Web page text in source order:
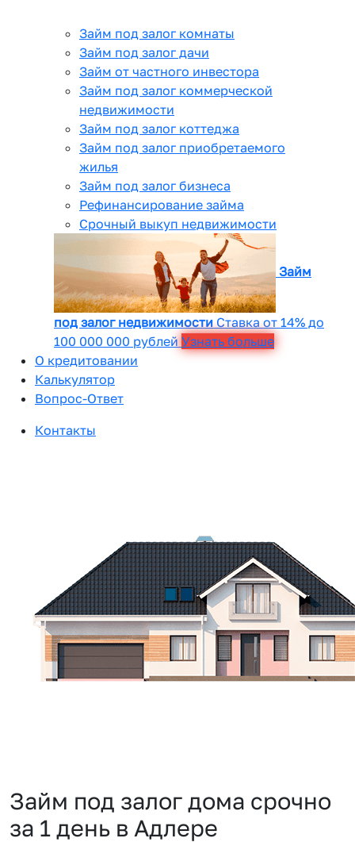
Займ под залог комнаты
Займ под залог дачи
Займ от частного инвестора
Займ под залог коммерческой
недвижимости
Займ под залог коттеджа
Займ под залог приобретаемого
жилья
Займ под залог бизнеса
Рефинансирование займа
Срочный выкуп недвижимости
Займ
под залог недвижимости Ставка от 14% до
100 000 000 рублей Узнать больше
О кредитовании
Калькулятор
Вопрос-Ответ
Контакты
Займ под залог дома срочно
за 1 день в Адлере